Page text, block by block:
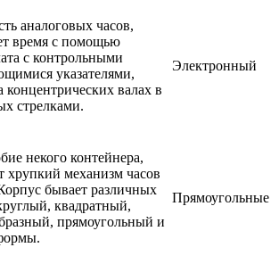
аналоговых часов,
время с помощью
с контрольными
указателями,
валах в
стрелками.
Электронный
некого контейнера,
хрупкий механизм часов
бывает различных
квадратный,
прямоугольный и
Прямоугольные